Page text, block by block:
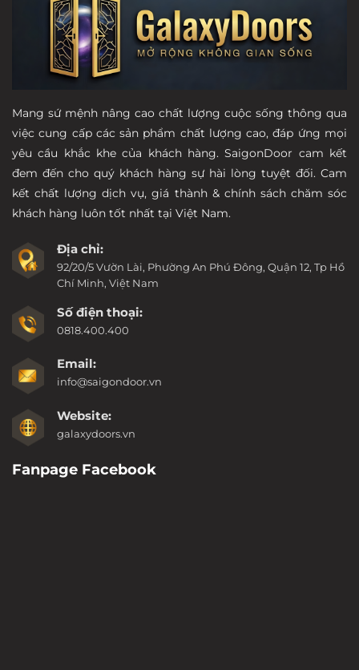
Mang sứ mệnh nâng cao chất lượng cuộc sống thông qua
việc cung cấp các sản phẩm chất lượng cao, đáp ứng mọi
yêu cầu khắc khe của khách hàng. SaigonDoor cam kết
đem đến cho quý khách hàng sự hài lòng tuyệt đối. Cam
kết chất lượng dịch vụ, giá thành & chính sách chăm sóc
khách hàng luôn tốt nhất tại Việt Nam.
Địa chỉ:
92/20/5 Vườn Lài, Phường An Phú Đông, Quận 12, Tp Hồ
Chí Minh, Việt Nam
Số điện thoại:
0818.400.400
Email:
info@saigondoor.vn
Website:
galaxydoors.vn
Fanpage Facebook